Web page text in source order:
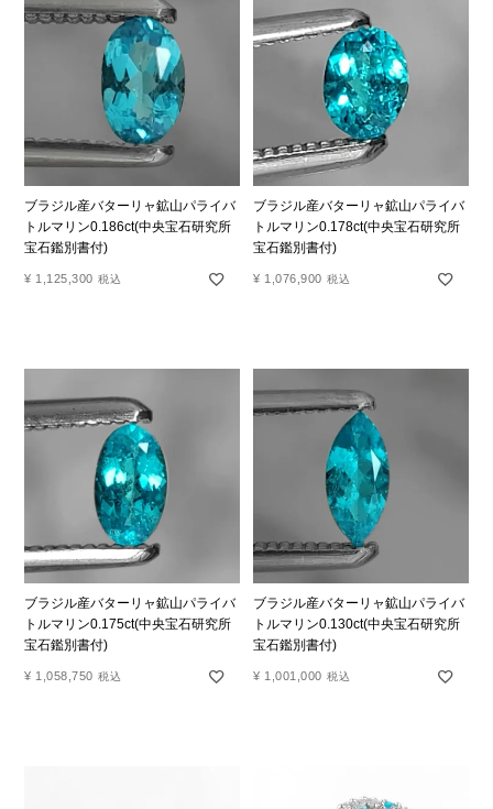
ブラジル産バターリャ鉱山パライバ
トルマリン0.186ct(中央宝石研究所
宝石鑑別書付)
¥ 1,125,300 税込
ブラジル産バターリャ鉱山パライバ
トルマリン0.178ct(中央宝石研究所
宝石鑑別書付)
¥ 1,076,900 税込
ブラジル産バターリャ鉱山パライバ
トルマリン0.175ct(中央宝石研究所
宝石鑑別書付)
¥ 1,058,750 税込
ブラジル産バターリャ鉱山パライバ
トルマリン0.130ct(中央宝石研究所
宝石鑑別書付)
¥ 1,001,000 税込